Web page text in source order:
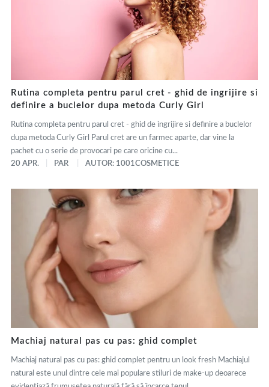
Rutina completa pentru parul cret - ghid de ingrijire si
definire a buclelor dupa metoda Curly Girl
Rutina completa pentru parul cret - ghid de ingrijire si definire a buclelor
dupa metoda Curly Girl Parul cret are un farmec aparte, dar vine la
pachet cu o serie de provocari pe care oricine cu...
20 APR.
PAR AUTOR: 1001COSMETICE
Machiaj natural pas cu pas: ghid complet
Machiaj natural pas cu pas: ghid complet pentru un look fresh Machiajul
natural este unul dintre cele mai populare stiluri de make-up deoarece